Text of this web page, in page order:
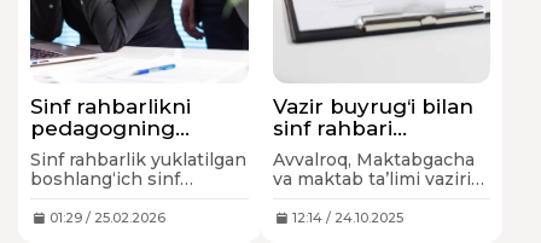
Sinf rahbarlikni
pedagogning
roziligisiz olib
qo‘yish mumkinmi?
Sinf rahbarlik yuklatilgan
boshlang‘ich sinf
ularning o‘rta maxsus
01:29 / 25.02.2026
Vazir buyrug‘i bilan
sinf rahbari
lavozimiga qo‘yilgan
talablar
Avvalroq, Maktabgacha
va maktab ta’limi vaziri
imzolagan hujjat ortidan
12:14 / 24.10.2025